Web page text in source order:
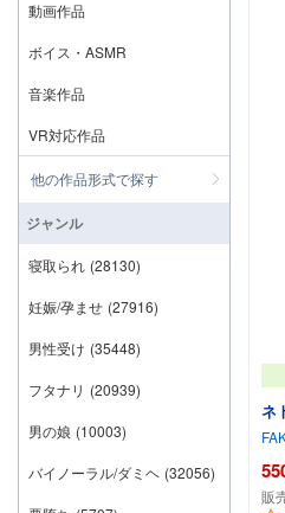
ネ
販
動画作品
ボイス・ASMR
音楽作品
VR対応作品
他の作品形式で探す
ジャンル
寝取られ (28130)
妊娠/孕ませ (27916)
男性受け (35448)
フタナリ (20939)
男の娘 (10003)
バイノーラル/ダミヘ (32056)